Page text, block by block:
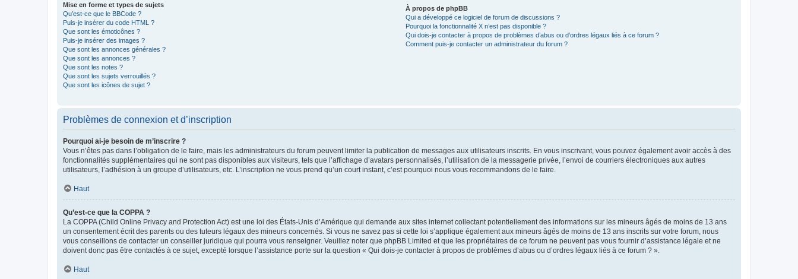
Mise en forme et types de sujets
Qu’est-ce que le BBCode ?
Puis-je insérer du code HTML ?
Que sont les émoticônes ?
Puis-je insérer des images ?
Que sont les annonces générales ?
Que sont les annonces ?
Que sont les notes ?
Que sont les sujets verrouillés ?
Que sont les icônes de sujet ?
À propos de phpBB
Qui a développé ce logiciel de forum de discussions ?
Pourquoi la fonctionnalité X n’est pas disponible ?
Qui dois-je contacter à propos de problèmes d’abus ou d’ordres légaux liés à ce forum ?
Comment puis-je contacter un administrateur du forum ?
Problèmes de connexion et d’inscription
Pourquoi ai-je besoin de m’inscrire ?
Vous n’êtes pas dans l’obligation de le faire, mais les administrateurs du forum peuvent limiter la publication de messages aux utilisateurs inscrits. En vous inscrivant, vous pouvez également avoir accès à des
fonctionnalités supplémentaires qui ne sont pas disponibles aux visiteurs, tels que l’affichage d’avatars personnalisés, l’utilisation de la messagerie privée, l’envoi de courriers électroniques aux autres
utilisateurs, l’adhésion à un groupe d’utilisateurs, etc. L’inscription ne vous prend qu’un court instant, c’est pourquoi nous vous recommandons de le faire.
Haut
Qu’est-ce que la COPPA ?
La COPPA (Child Online Privacy and Protection Act) est une loi des États-Unis d’Amérique qui demande aux sites internet collectant potentiellement des informations sur les mineurs âgés de moins de 13 ans
un consentement écrit des parents ou des tuteurs légaux des mineurs concernés. Si vous ne savez pas si cette loi s’applique également aux mineurs âgés de moins de 13 ans inscrits sur votre forum, nous
vous conseillons de contacter un conseiller juridique qui pourra vous renseigner. Veuillez noter que phpBB Limited et que les propriétaires de ce forum ne peuvent pas vous fournir d’assistance légale et ne
doivent donc pas être contactés à ce sujet, excepté lorsque l’assistance porte sur la question « Qui dois-je contacter à propos de problèmes d’abus ou d’ordres légaux liés à ce forum ? ».
Haut